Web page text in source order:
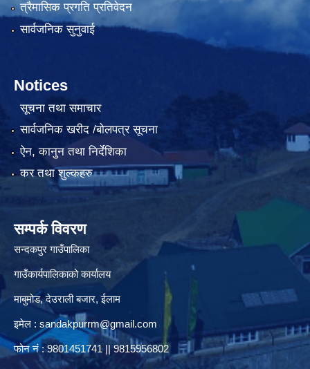
त्रैमासिक प्रगति प्रतिवेदन
सार्वजनिक सुनुवाई
Notices
सूचना तथा समाचार
सार्वजनिक खरीद /बोलपत्र सूचना
ऐन, कानुन तथा निर्देशिका
कर तथा शुल्कहरु
सम्पर्क विवरण
सन्दकपुर गाउँपालिका
गाउँकार्यपालिकाको कार्यालय
माबुमोड, देउराली बजार, ईलाम
इमेल : sandakpurrm@gmail.com
फोन नं : 9801451741 || 9815956802